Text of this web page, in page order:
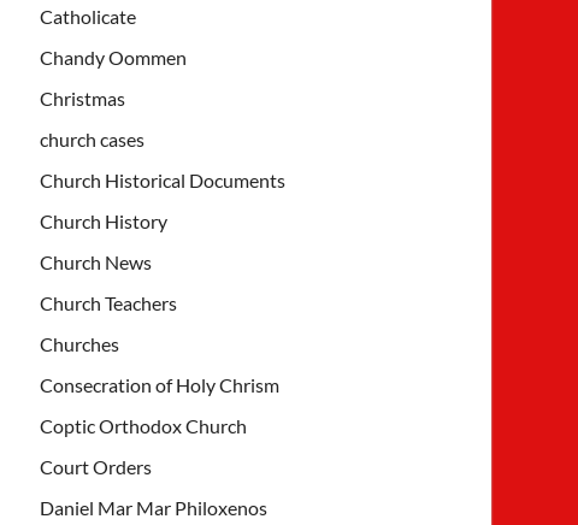
Catholicate
Chandy Oommen
Christmas
church cases
Church Historical Documents
Church History
Church News
Church Teachers
Churches
Consecration of Holy Chrism
Coptic Orthodox Church
Court Orders
Daniel Mar Mar Philoxenos